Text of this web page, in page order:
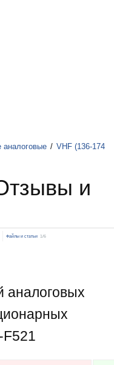
аналоговые / VHF (136-174
и
Файлы и статьи 1/6
аналоговых
F521